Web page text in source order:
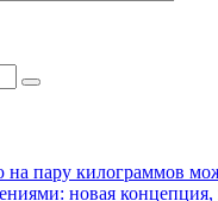
на пару килограммов
новая концепция,